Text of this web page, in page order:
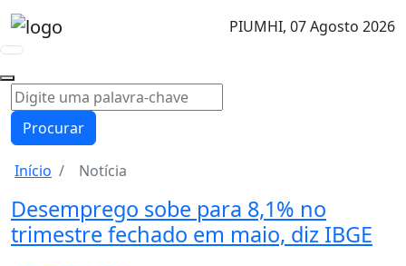
PIUMHI, 07 Agosto 2026
Procurar
Início Notícia
Desemprego sobe para 8,1% no
trimestre fechado em maio, diz IBGE